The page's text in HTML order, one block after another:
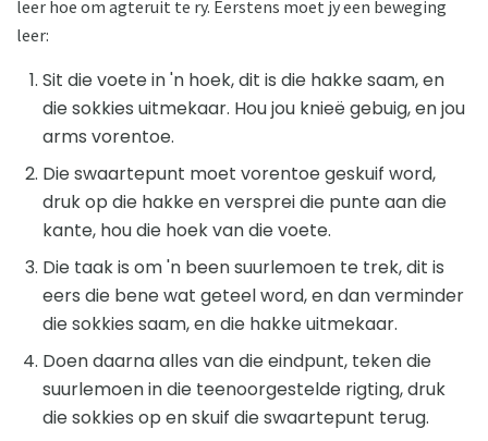
leer hoe om agteruit te ry. Eerstens moet jy een beweging
leer:
Sit die voete in 'n hoek, dit is die hakke saam, en
die sokkies uitmekaar. Hou jou knieë gebuig, en jou
arms vorentoe.
Die swaartepunt moet vorentoe geskuif word,
druk op die hakke en versprei die punte aan die
kante, hou die hoek van die voete.
Die taak is om 'n been suurlemoen te trek, dit is
eers die bene wat geteel word, en dan verminder
die sokkies saam, en die hakke uitmekaar.
Doen daarna alles van die eindpunt, teken die
suurlemoen in die teenoorgestelde rigting, druk
die sokkies op en skuif die swaartepunt terug.